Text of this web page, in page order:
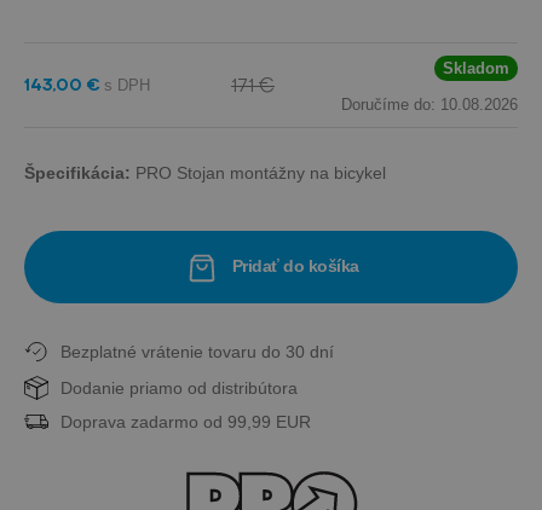
143,00 € 171 €
Skladom
Doručíme do: 10.08.2026
Špecifikácia: PRO Stojan montážny na bicykel
Pridať do košíka
Bezplatné vrátenie tovaru do 30 dní
Dodanie priamo od distribútora
Doprava zadarmo od 99,99 EUR